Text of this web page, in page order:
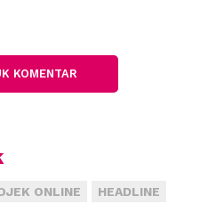
KOMENTAR
ONLINE
HEADLINE